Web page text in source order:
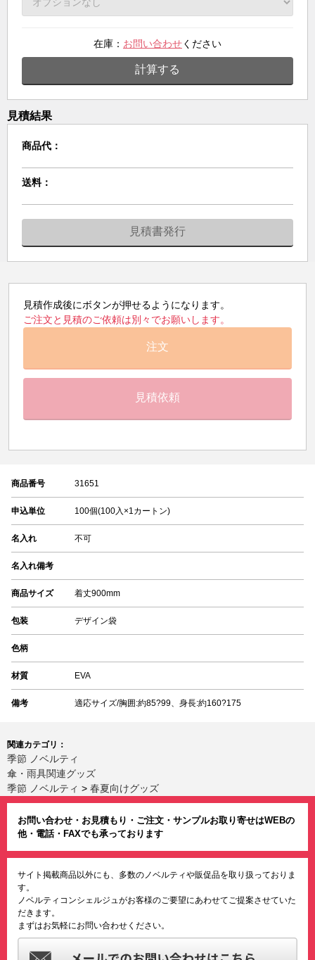
在庫： お問い合わせください
計算する
見積結果
商品代：
送料：
見積書発行
見積作成後にボタンが押せるようになります。
ご注文と見積のご依頼は別々でお願いします。
注文
見積依頼
商品番号 31651
申込単位 100個(100入×1カートン)
名入れ 不可
名入れ備考
商品サイズ 着丈900mm
包装 デザイン袋
色柄
材質 EVA
備考 適応サイズ/胸囲:約85?99、身長:約160?175
関連カテゴリ：
季節 ノベルティ
傘・雨具関連グッズ
季節 ノベルティ > 春夏向けグッズ
お問い合わせ・お見積もり・ご注文・サンプルお取り寄せはWEBの
他・電話・FAXでも承っております
サイト掲載商品以外にも、多数のノベルティや販促品を取り扱っておりま
す。
ノベルティコンシェルジュがお客様のご要望にあわせてご提案させていた
だきます。
まずはお気軽にお問い合わせください。